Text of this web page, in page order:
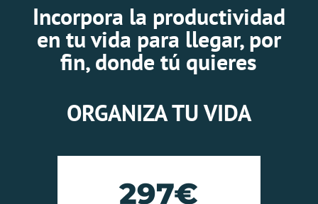
Incorpora la productividad
en tu vida para llegar, por
fin, donde tú quieres
ORGANIZA TU VIDA
297€